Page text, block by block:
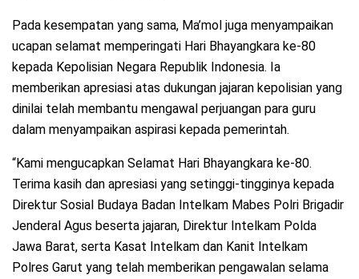
Pada kesempatan yang sama, Ma’mol juga menyampaikan
ucapan selamat memperingati Hari Bhayangkara ke-80
kepada Kepolisian Negara Republik Indonesia. Ia
memberikan apresiasi atas dukungan jajaran kepolisian yang
dinilai telah membantu mengawal perjuangan para guru
dalam menyampaikan aspirasi kepada pemerintah.
“Kami mengucapkan Selamat Hari Bhayangkara ke-80.
Terima kasih dan apresiasi yang setinggi-tingginya kepada
Direktur Sosial Budaya Badan Intelkam Mabes Polri Brigadir
Jenderal Agus beserta jajaran, Direktur Intelkam Polda
Jawa Barat, serta Kasat Intelkam dan Kanit Intelkam
Polres Garut yang telah memberikan pengawalan selama